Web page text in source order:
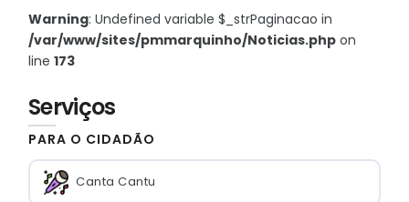
Warning: Undefined variable $_strPaginacao in
/var/www/sites/pmmarquinho/Noticias.php on
line 173
Serviços
PARA O CIDADÃO
Canta Cantu